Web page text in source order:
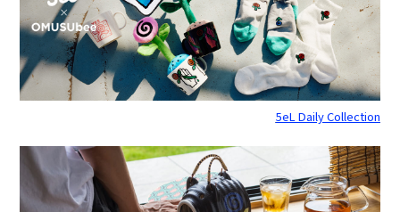
5eL Daily Collection